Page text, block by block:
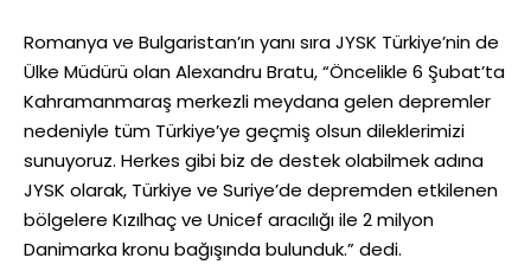
Romanya ve Bulgaristan’ın yanı sıra JYSK Türkiye’nin de
Ülke Müdürü olan Alexandru Bratu, “Öncelikle 6 Şubat’ta
Kahramanmaraş merkezli meydana gelen depremler
nedeniyle tüm Türkiye’ye geçmiş olsun dileklerimizi
sunuyoruz. Herkes gibi biz de destek olabilmek adına
JYSK olarak, Türkiye ve Suriye’de depremden etkilenen
bölgelere Kızılhaç ve Unicef aracılığı ile 2 milyon
Danimarka kronu bağışında bulunduk.” dedi.